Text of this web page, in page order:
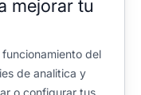
mejorar tu
del
de analitica y
o configurar tus